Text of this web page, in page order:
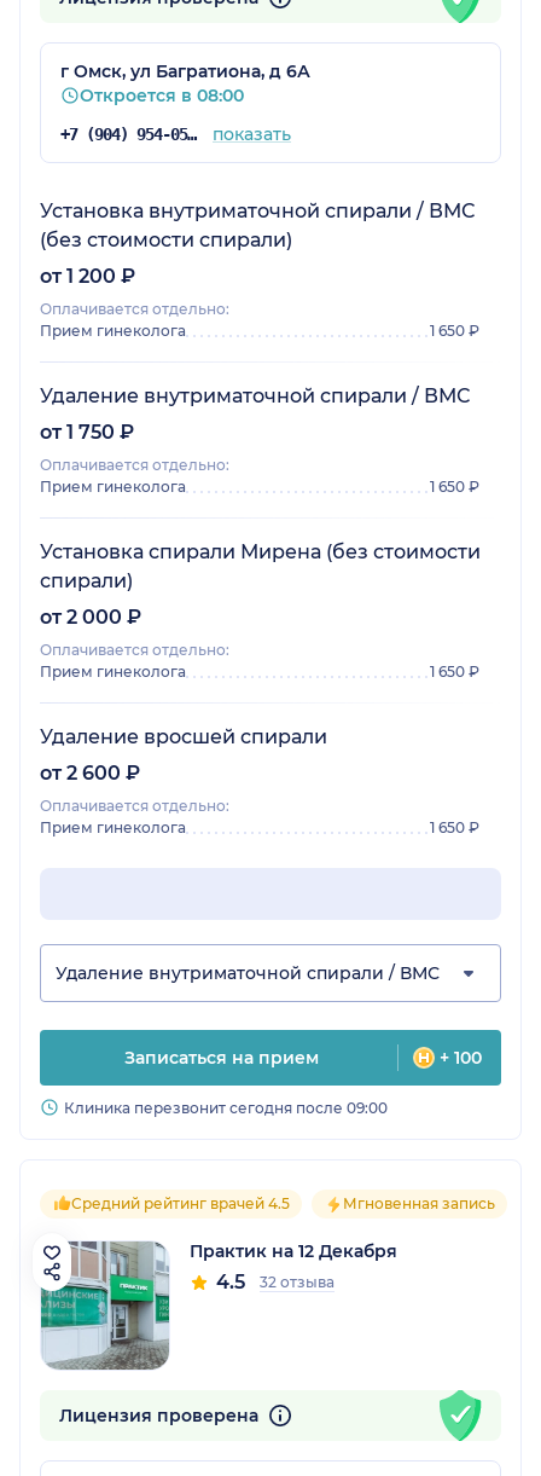
г Омск, ул Багратиона, д 6А
Откроется в 08:00
+7 (904) 954-05-71 показать
Установка внутриматочной спирали / ВМС
(без стоимости спирали)
от 1 200 ₽
Оплачивается отдельно:
Прием гинеколога
1 650 ₽
Удаление внутриматочной спирали / ВМС
от 1 750 ₽
Оплачивается отдельно:
Прием гинеколога
1 650 ₽
Установка спирали Мирена (без стоимости
спирали)
от 2 000 ₽
Оплачивается отдельно:
Прием гинеколога
1 650 ₽
Удаление вросшей спирали
от 2 600 ₽
Оплачивается отдельно:
Прием гинеколога
1 650 ₽
Удаление внутриматочной спирали / ВМС
Записаться на прием + 100
Клиника перезвонит сегодня после 09:00
Средний рейтинг врачей 4.5 Мгновенная запись
Практик на 12 Декабря
4.5 32 отзыва
Лицензия проверена